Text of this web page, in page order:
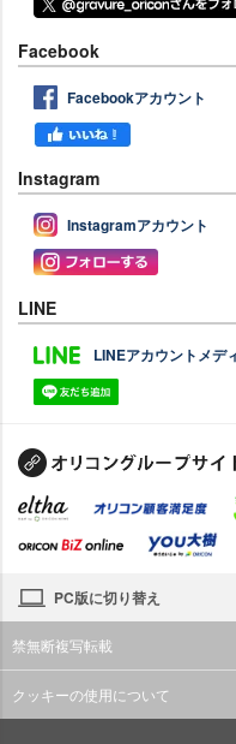
Facebook
Facebookアカウント
Instagram
Instagramアカウント
LINE
LINEアカウントメデ
PC版に切り替え
禁無断複写転載
クッキーの使用について